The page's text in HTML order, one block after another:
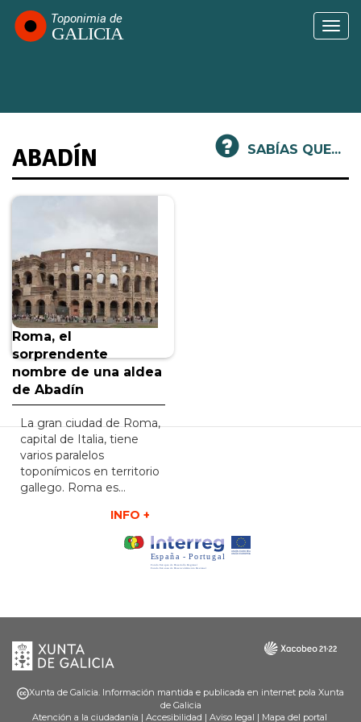
Pasar
contenido
SABÍAS QUE...
ABADÍN
Roma, el
sorprendente
nombre de una aldea
de Abadín
La gran ciudad de Roma,
capital de Italia, tiene
varios paralelos
toponímicos en territorio
gallego. Roma es...
INFO +
Xunta
de
Galicia
Galicia
Xunta de Galicia. Información mantida e publicada en internet pola Xunta
de Galicia
Atención a la ciudadanía | Accesibilidad | Aviso legal | Mapa del portal